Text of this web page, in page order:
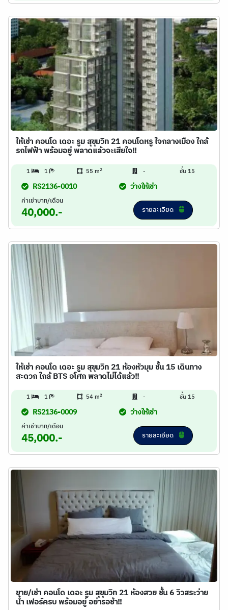
ให้เช่า คอนโด เดอะ รูม สุขุมวิท 21 คอนโดหรู ใจกลางเมือง ใกล้
รถไฟฟ้า พร้อมอยู่ พลาดแล้วจะเสียใจ!!
1 1 55 m2 - ชั้น 15
RS2136-0010 ว่างให้เช่า
ค่าเช่าบาท/เดือน
40,000.- รายละเอียด
ให้เช่า คอนโด เดอะ รูม สุขุมวิท 21 ห้องหัวมุม ชั้น 15 เดินทาง
สะดวก ใกล้ BTS อโศก พลาดไม่ได้แล้ว!!
1 1 54 m2 - ชั้น 15
RS2136-0009 ว่างให้เช่า
ค่าเช่าบาท/เดือน
45,000.- รายละเอียด
ขาย/เช่า คอนโด เดอะ รูม สุขุมวิท 21 ห้องสวย ชั้น 6 วิวสระว่าย
น้ำ เฟอร์ครบ พร้อมอยู่ อย่ารอช้า!!